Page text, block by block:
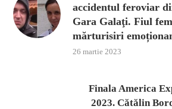
accidentul feroviar
Gara Galaţi. Fiul
mărturisiri
26 martie 2023
Finala America
2023. Cătălin